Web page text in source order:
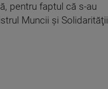
pentru faptul că s-au
Muncii şi Solidarităţii